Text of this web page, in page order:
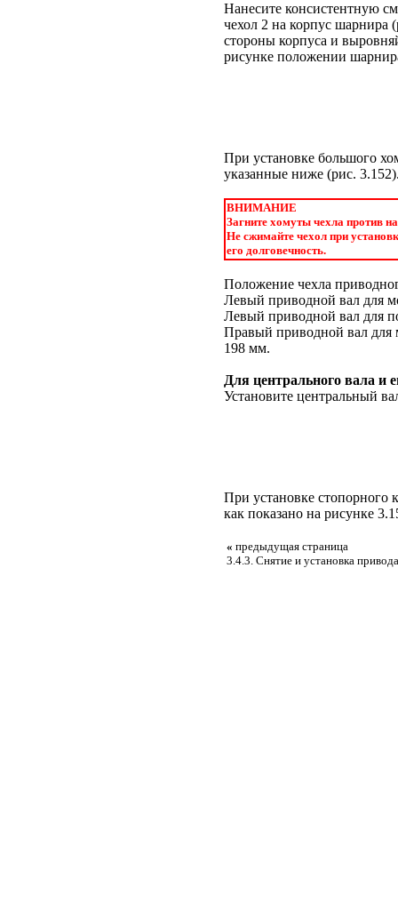
Нанесите консистентную
чехол 2 на корпус шарнира (
стороны корпуса и
рисунке положении
При установке большого
указанные ниже (рис. 3.152
ВНИМАНИЕ
Загните хомуты чехла против
Не сжимайте чехол при
его долговечность.
Положение чехла
Левый приводной вал для
Левый приводной вал для
Правый приводной вал для
198 мм.
Для центрального вала и
Установите центральный
При установке стопорного
как показано на рисунке
« предыдущая страница
3.4.3. Снятие и установка